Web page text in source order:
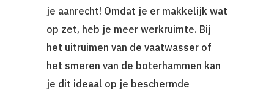
je aanrecht! Omdat je er makkelijk wat
op zet, heb je meer werkruimte. Bij
het uitruimen van de vaatwasser of
het smeren van de boterhammen kan
je dit ideaal op je beschermde